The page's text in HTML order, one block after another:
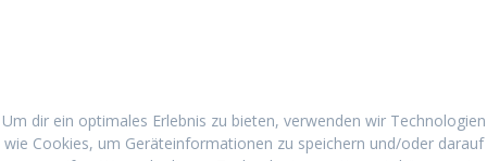
Um dir ein optimales Erlebnis zu bieten, verwenden wir Technologien
wie Cookies, um Geräteinformationen zu speichern und/oder darauf